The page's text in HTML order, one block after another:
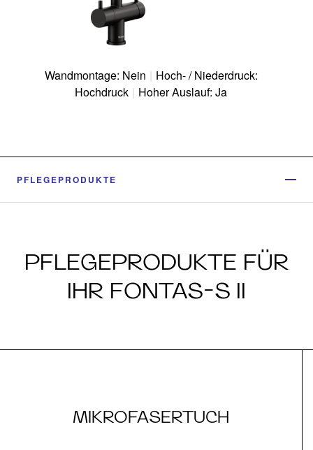
Wandmontage: Nein | Hoch- / Niederdruck:
Hochdruck | Hoher Auslauf: Ja
PFLEGEPRODUKTE
PFLEGEPRODUKTE FÜR
IHR FONTAS-S II
MIKROFASERTUCH